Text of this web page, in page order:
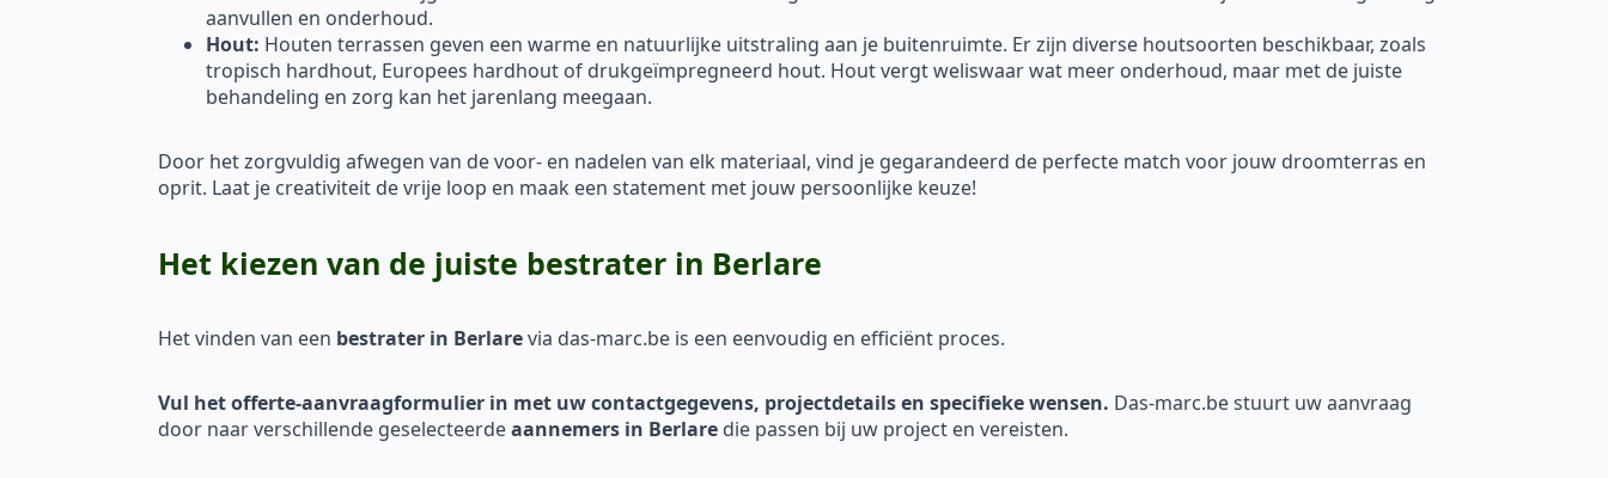
aanvullen en onderhoud.
Hout: Houten terrassen geven een warme en natuurlijke uitstraling aan je buitenruimte. Er zijn diverse houtsoorten beschikbaar, zoals
tropisch hardhout, Europees hardhout of drukgeïmpregneerd hout. Hout vergt weliswaar wat meer onderhoud, maar met de juiste
behandeling en zorg kan het jarenlang meegaan.
Door het zorgvuldig afwegen van de voor- en nadelen van elk materiaal, vind je gegarandeerd de perfecte match voor jouw droomterras en
oprit. Laat je creativiteit de vrije loop en maak een statement met jouw persoonlijke keuze!
Het kiezen van de juiste bestrater in Berlare
Het vinden van een bestrater in Berlarevia das-marc.be is een eenvoudig en efficiënt proces.
Vul het offerte-aanvraagformulier in met uw contactgegevens, projectdetails en specifieke wensen. Das-marc.be stuurt uw aanvraag
door naar verschillende geselecteerdeaannemers in Berlare die passen bij uw project en vereisten.